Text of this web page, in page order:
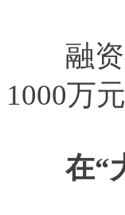
融资很
1000万
在“大